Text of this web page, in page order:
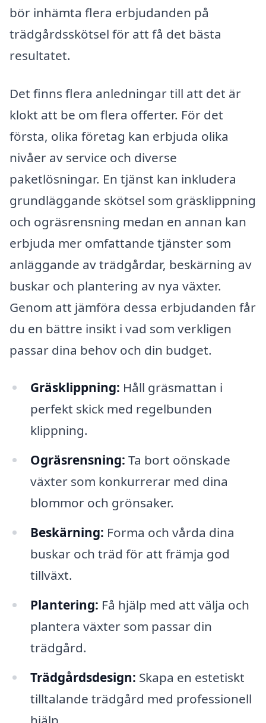
bör inhämta flera erbjudanden på
trädgårdsskötsel för att få det bästa
resultatet.
Det finns flera anledningar till att det är
klokt att be om flera offerter. För det
första, olika företag kan erbjuda olika
nivåer av service och diverse
paketlösningar. En tjänst kan inkludera
grundläggande skötsel som gräsklippning
och ogräsrensning medan en annan kan
erbjuda mer omfattande tjänster som
anläggande av trädgårdar, beskärning av
buskar och plantering av nya växter.
Genom att jämföra dessa erbjudanden får
du en bättre insikt i vad som verkligen
passar dina behov och din budget.
Gräsklippning: Håll gräsmattan i
perfekt skick med regelbunden
klippning.
Ogräsrensning: Ta bort oönskade
växter som konkurrerar med dina
blommor och grönsaker.
Beskärning: Forma och vårda dina
buskar och träd för att främja god
tillväxt.
Plantering: Få hjälp med att välja och
plantera växter som passar din
trädgård.
Trädgårdsdesign: Skapa en estetiskt
tilltalande trädgård med professionell